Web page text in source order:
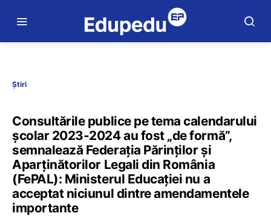
Știri
Consultările publice pe tema calendarului
școlar 2023-2024 au fost „de formă”,
semnalează Federația Părinților și
Aparținătorilor Legali din România
(FePAL): Ministerul Educației nu a
acceptat niciunul dintre amendamentele
importante